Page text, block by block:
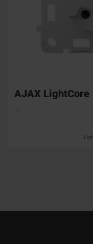
AJAX